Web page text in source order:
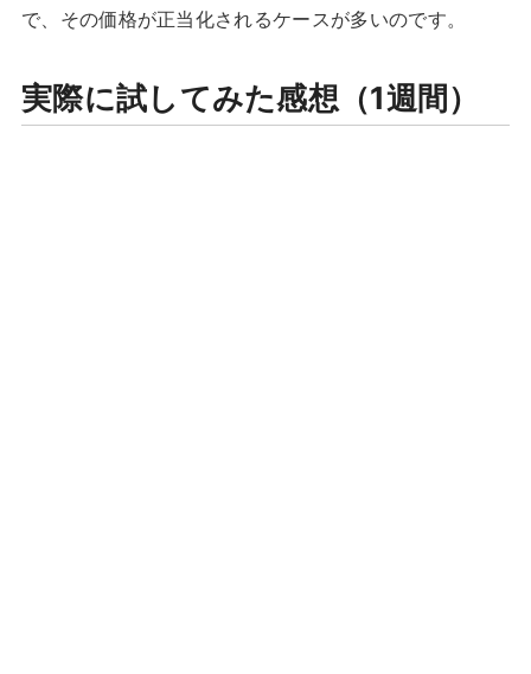
で、その価格が正当化されるケースが多いのです。
実際に試してみた感想（1週間）